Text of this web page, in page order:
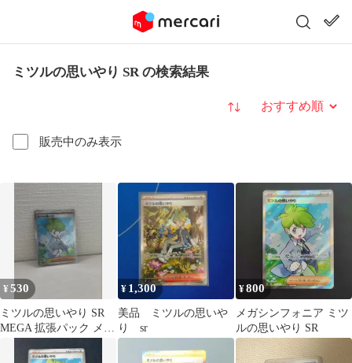
ミツルの思いやり SR の検索結果
販売中のみ表示
並び替え
¥530
ミツルの思いやり SR
MEGA 拡張パック メガ
¥ 1,300
美品 ミツルの思いや
り sr
¥800
メガシンフォニア ミツ
ルの思いやり SR